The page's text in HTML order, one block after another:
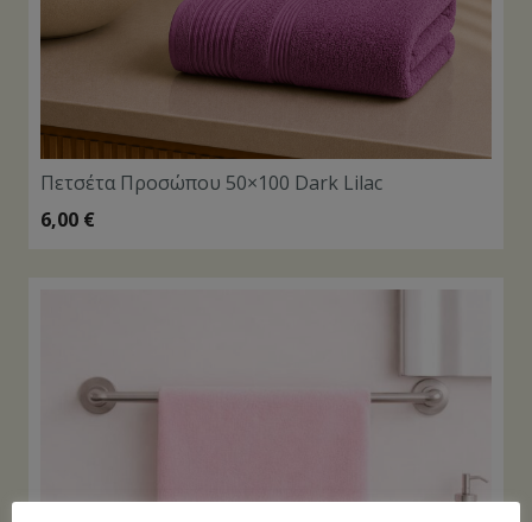
Πετσέτα Προσώπου 50×100 Dark Lilac
6,00 €